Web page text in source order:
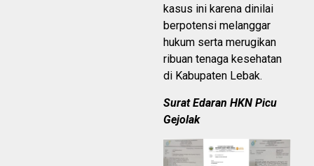
kasus ini karena dinilai
berpotensi melanggar
hukum serta merugikan
ribuan tenaga kesehatan
di Kabupaten Lebak.
Surat Edaran HKN Picu
Gejolak